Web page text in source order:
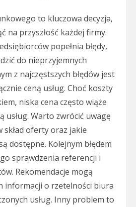
to kluczowa decyzja,
na przyszłość każdej firmy.
popełnia błędy,
do nieprzyjemnych
z najczęstszych błędów jest
ceną usług. Choć koszty
niska cena często wiąże
usług. Warto zwrócić uwagę
skład oferty oraz jakie
dostępne. Kolejnym błędem
sprawdzenia referencji i
Rekomendacje mogą
informacji o rzetelności biura
usług. Inny problem to